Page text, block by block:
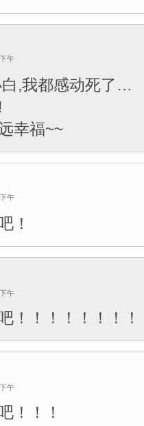
午
,我都感动死了…
幸福~~
午
！
午
！！！！！！！！
午
！！！